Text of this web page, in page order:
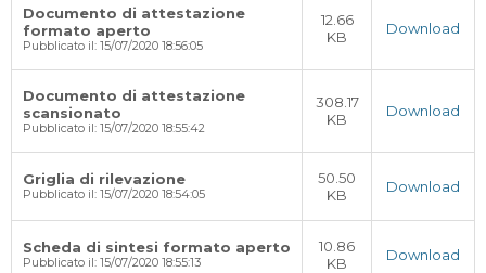
Documento di attestazione
formato aperto
Pubblicato il: 15/07/2020 18:56:05
12.66
KB
Download
Documento di attestazione
scansionato
Pubblicato il: 15/07/2020 18:55:42
308.17
KB
Download
Griglia di rilevazione
Pubblicato il: 15/07/2020 18:54:05
50.50
KB
Download
Scheda di sintesi formato aperto
Pubblicato il: 15/07/2020 18:55:13
10.86
KB
Download